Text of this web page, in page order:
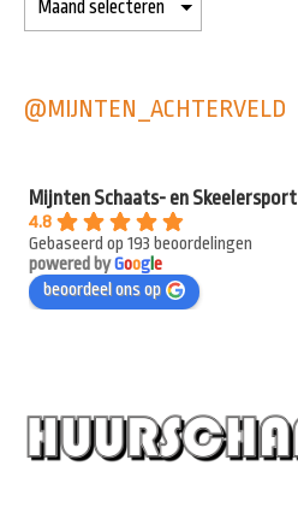
@MIJNTEN_ACHTERVELD
Mijnten Schaats- en Skeelersport
4.8
Gebaseerd op 193 beoordelingen
powered byGooge
beoordeel ons op